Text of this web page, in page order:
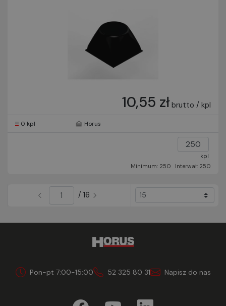
10,55 zł brutto / kpl
0 kpl Horus
kpl
Minimum: 250
Interwał: 250
/ 16
Pon-pt 7:00-15:00 52 325 80 31 Napisz do nas